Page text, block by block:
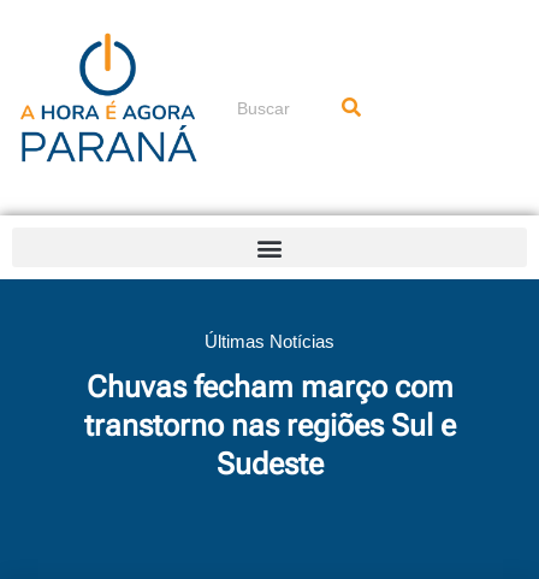
conteúdo
Pesquisar
Últimas Notícias
Chuvas fecham março com
transtorno nas regiões Sul e
Sudeste